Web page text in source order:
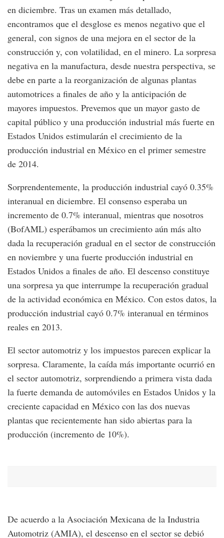
en diciembre. Tras un examen más detallado,
encontramos que el desglose es menos negativo que el
general, con signos de una mejora en el sector de la
construcción y, con volatilidad, en el minero. La sorpresa
negativa en la manufactura, desde nuestra perspectiva, se
debe en parte a la reorganización de algunas plantas
automotrices a finales de año y la anticipación de
mayores impuestos. Prevemos que un mayor gasto de
capital público y una producción industrial más fuerte en
Estados Unidos estimularán el crecimiento de la
producción industrial en México en el primer semestre
de 2014.
Sorprendentemente, la producción industrial cayó 0.35%
interanual en diciembre. El consenso esperaba un
incremento de 0.7% interanual, mientras que nosotros
(BofAML) esperábamos un crecimiento aún más alto
dada la recuperación gradual en el sector de construcción
en noviembre y una fuerte producción industrial en
Estados Unidos a finales de año. El descenso constituye
una sorpresa ya que interrumpe la recuperación gradual
de la actividad económica en México. Con estos datos, la
producción industrial cayó 0.7% interanual en términos
reales en 2013.
El sector automotriz y los impuestos parecen explicar la
sorpresa. Claramente, la caída más importante ocurrió en
el sector automotriz, sorprendiendo a primera vista dada
la fuerte demanda de automóviles en Estados Unidos y la
creciente capacidad en México con las dos nuevas
plantas que recientemente han sido abiertas para la
producción (incremento de 10%).
De acuerdo a la Asociación Mexicana de la Industria
Automotriz (AMIA), el descenso en el sector se debió